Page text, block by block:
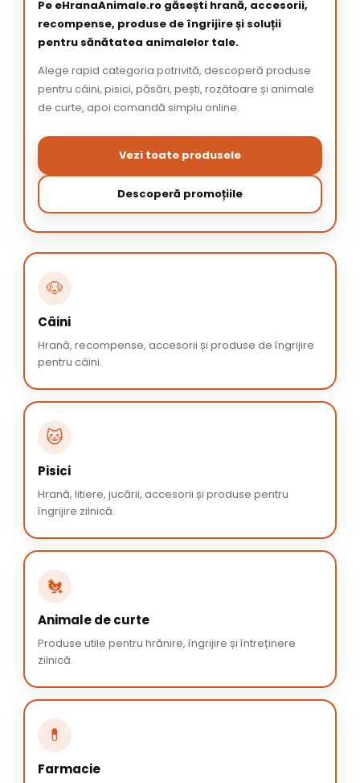
Pe eHranaAnimale.ro găsești hrană, accesorii,
recompense, produse de îngrijire și soluții
pentru sănătatea animalelor tale.
Alege rapid categoria potrivită, descoperă produse
pentru câini, pisici, păsări, pești, rozătoare și animale
de curte, apoi comandă simplu online.
Vezi toate produsele
Descoperă promoțiile
🐶
Câini
Hrană, recompense, accesorii și produse de îngrijire
pentru câini.
🐱
Pisici
Hrană, litiere, jucării, accesorii și produse pentru
îngrijire zilnică.
🐔
Animale de curte
Produse utile pentru hrănire, îngrijire și întreținere
zilnică.
💊
Farmacie